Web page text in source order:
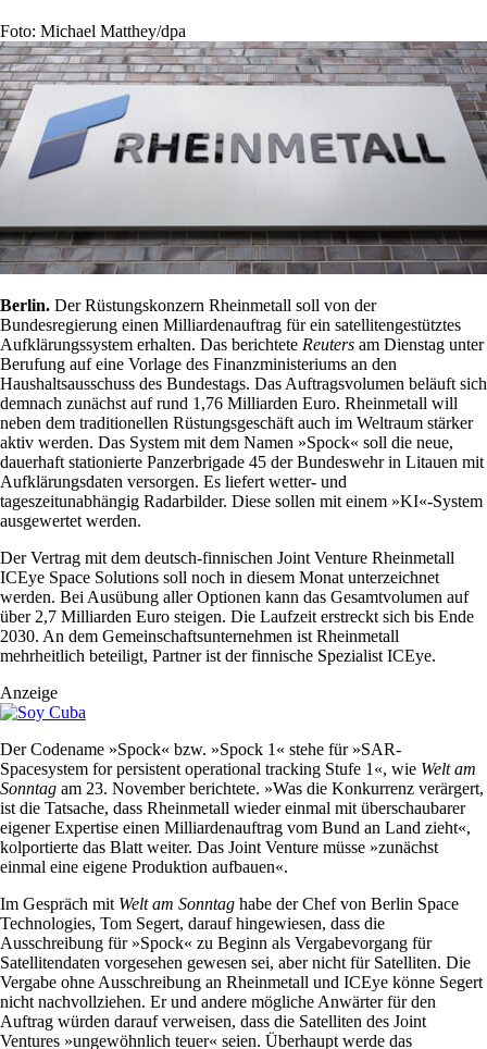
Foto: Michael Matthey/dpa
Berlin. Der Rüstungskonzern Rheinmetall soll von der
Bundesregierung einen Milliardenauftrag für ein satellitengestütztes
Aufklärungssystem erhalten. Das berichtete Reuters am Dienstag unter
Berufung auf eine Vorlage des Finanzministeriums an den
Haushaltsausschuss des Bundestags. Das Auftragsvolumen beläuft sich
demnach zunächst auf rund 1,76 Milliarden Euro. Rheinmetall will
neben dem traditionellen Rüstungsgeschäft auch im Weltraum stärker
aktiv werden. Das System mit dem Namen »Spock« soll die neue,
dauerhaft stationierte Panzerbrigade 45 der Bundeswehr in Litauen mit
Aufklärungsdaten versorgen. Es liefert wetter- und
tageszeitunabhängig Radarbilder. Diese sollen mit einem »KI«-System
ausgewertet werden.
Der Vertrag mit dem deutsch-finnischen Joint Venture Rheinmetall
ICEye Space Solutions soll noch in diesem Monat unterzeichnet
werden. Bei Ausübung aller Optionen kann das Gesamtvolumen auf
über 2,7 Milliarden Euro steigen. Die Laufzeit erstreckt sich bis Ende
2030. An dem Gemeinschaftsunternehmen ist Rheinmetall
mehrheitlich beteiligt, Partner ist der finnische Spezialist ICEye.
Anzeige
Der Codename »Spock« bzw. »Spock 1« stehe für »SAR-
Spacesystem for persistent operational tracking Stufe 1«, wie Welt am
Sonntag am 23. November berichtete. »Was die Konkurrenz verärgert,
ist die Tatsache, dass Rheinmetall wieder einmal mit überschaubarer
eigener Expertise einen Milliardenauftrag vom Bund an Land zieht«,
kolportierte das Blatt weiter. Das Joint Venture müsse »zunächst
einmal eine eigene Produktion aufbauen«.
Im Gespräch mit Welt am Sonntag habe der Chef von Berlin Space
Technologies, Tom Segert, darauf hingewiesen, dass die
Ausschreibung für »Spock« zu Beginn als Vergabevorgang für
Satellitendaten vorgesehen gewesen sei, aber nicht für Satelliten. Die
Vergabe ohne Ausschreibung an Rheinmetall und ICEye könne Segert
nicht nachvollziehen. Er und andere mögliche Anwärter für den
Auftrag würden darauf verweisen, dass die Satelliten des Joint
Ventures »ungewöhnlich teuer« seien. Überhaupt werde das